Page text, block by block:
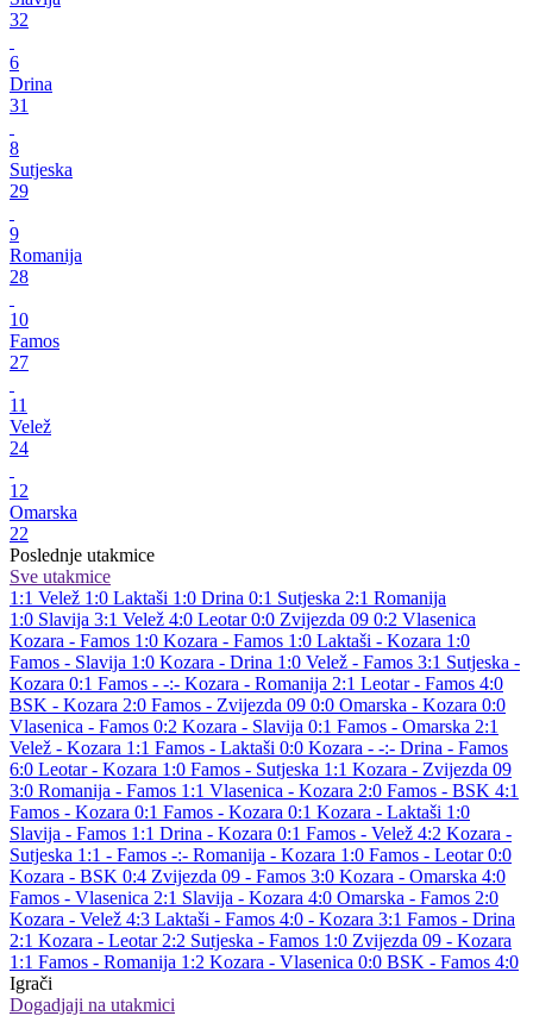
32
6
Drina
31
8
Sutjeska
29
9
Romanija
28
10
Famos
27
11
Velež
24
12
Omarska
22
Poslednje utakmice
Sve utakmice
1:1 Velež 1:0 Laktaši 1:0 Drina 0:1 Sutjeska 2:1 Romanija
1:0 Slavija 3:1 Velež 4:0 Leotar 0:0 Zvijezda 09 0:2 Vlasenica
Kozara - Famos 1:0 Kozara - Famos 1:0 Laktaši - Kozara 1:0
Famos - Slavija 1:0 Kozara - Drina 1:0 Velež - Famos 3:1 Sutjeska -
Kozara 0:1 Famos - -:- Kozara - Romanija 2:1 Leotar - Famos 4:0
BSK - Kozara 2:0 Famos - Zvijezda 09 0:0 Omarska - Kozara 0:0
Vlasenica - Famos 0:2 Kozara - Slavija 0:1 Famos - Omarska 2:1
Velež - Kozara 1:1 Famos - Laktaši 0:0 Kozara - -:- Drina - Famos
6:0 Leotar - Kozara 1:0 Famos - Sutjeska 1:1 Kozara - Zvijezda 09
3:0 Romanija - Famos 1:1 Vlasenica - Kozara 2:0 Famos - BSK 4:1
Famos - Kozara 0:1 Famos - Kozara 0:1 Kozara - Laktaši 1:0
Slavija - Famos 1:1 Drina - Kozara 0:1 Famos - Velež 4:2 Kozara -
Sutjeska 1:1 - Famos -:- Romanija - Kozara 1:0 Famos - Leotar 0:0
Kozara - BSK 0:4 Zvijezda 09 - Famos 3:0 Kozara - Omarska 4:0
Famos - Vlasenica 2:1 Slavija - Kozara 4:0 Omarska - Famos 2:0
Kozara - Velež 4:3 Laktaši - Famos 4:0 - Kozara 3:1 Famos - Drina
2:1 Kozara - Leotar 2:2 Sutjeska - Famos 1:0 Zvijezda 09 - Kozara
1:1 Famos - Romanija 1:2 Kozara - Vlasenica 0:0 BSK - Famos 4:0
Igrači
Dogadjaji na utakmici